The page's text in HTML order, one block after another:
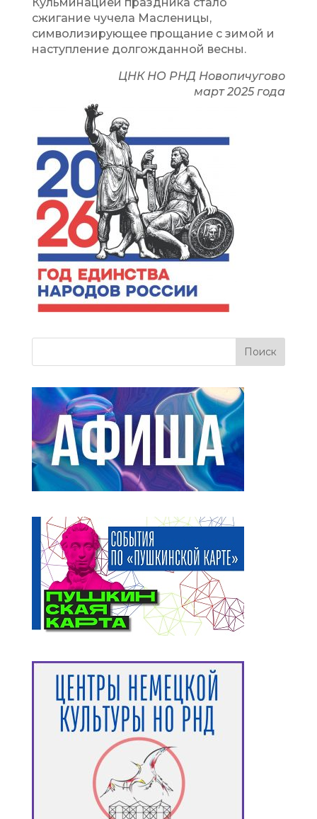
сжигание чучела Масленицы,
символизирующее прощание с зимой и
наступление долгожданной весны.
ЦНК НО РНД Новопичугово
март 2025 года